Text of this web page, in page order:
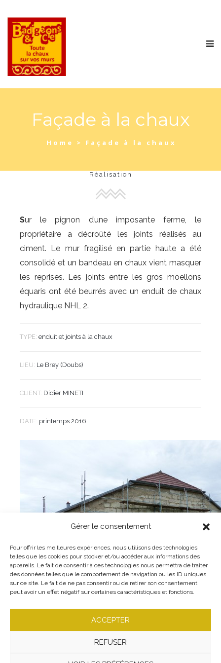
Gérer le consentement
Pour offrir les meilleures expériences, nous utilisons des technologies
telles que les cookies pour stocker et/ou accéder aux informations des
appareils. Le fait de consentir à ces technologies nous permettra de traiter
des données telles que le comportement de navigation ou les ID uniques
sur ce site. Le fait de ne pas consentir ou de retirer son consentement
peut avoir un effet négatif sur certaines caractéristiques et fonctions.
ACCEPTER
REFUSER
Façade à la chaux
Home > Façade à la chaux
Réalisation
Sur le pignon d’une imposante ferme, le
propriétaire a décroûté les joints réalisés au
ciment. Le mur fragilisé en partie haute a été
consolidé et un bandeau en chaux vient masquer
les reprises. Les joints entre les gros moellons
équaris ont été beurrés avec un enduit de chaux
hydraulique NHL 2.
TYPE: enduit et joints à la chaux
LIEU: Le Brey (Doubs)
CLIENT: Didier MINETI
DATE: printemps 2016